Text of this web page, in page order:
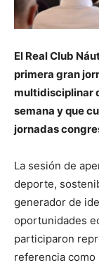
El Real Club
primera gran
multidisciplinar
semana y que
jornadas
La sesión de
deporte,
generador de
oportunidades
participaron
referencia como